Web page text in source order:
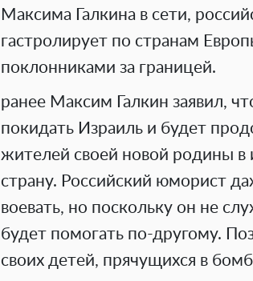
Максима Галкина в сети,
гастролирует по странам
поклонниками за границей.
ранее Максим Галкин заявил,
покидать Израиль и будет
жителей своей новой родины в
страну. Российский юморист
воевать, но поскольку он не
будет помогать по-другому.
своих детей, прячущихся в